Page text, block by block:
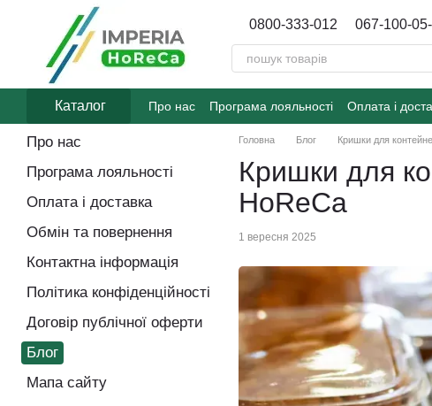
Перейти до основного контенту
0800-333-012 067-100-
Каталог Про нас Програма лояльності Оплата і
Договір публічної оферти
Блог
Головна Блог Кришки для
Кришки для
HoReCa
1 вересня 2025
Про нас
Програма лояльності
Оплата і доставка
Обмін та повернення
Контактна інформація
Політика конфіденційності
Договір публічної оферти
Блог
Мапа сайту